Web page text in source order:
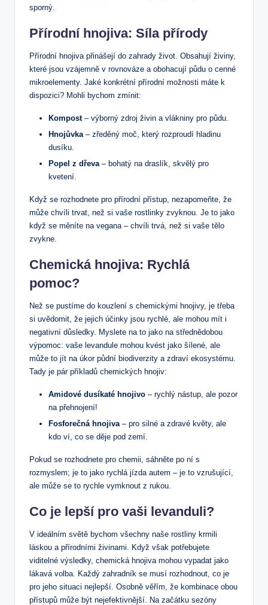
sporný.
Přírodní hnojiva: Síla přírody
Přírodní hnojiva přinášejí do zahrady život. Obsahují živiny,
které jsou vzájemně v rovnováze a obohacují půdu o cenné
mikroelementy. Jaké konkrétní přírodní možnosti máte k
dispozici? Mohli bychom zmínit:
Kompost– výborný zdroj živin a vlákniny pro půdu.
Hnojůvka– zředěný moč, který rozproudí hladinu
dusíku.
Popel z dřeva– bohatý na draslík, skvělý pro
kvetení.
Když se rozhodnete pro přírodní přístup, nezapomeňte, že
může chvíli trvat, než si vaše rostlinky zvyknou. Je to jako
když se měníte na vegana – chvíli trvá, než si vaše tělo
zvykne.
Chemická hnojiva: Rychlá
pomoc?
Než se pustíme do kouzlení s chemickými hnojivy, je třeba
si uvědomit, že jejich účinky jsou rychlé, ale mohou mít i
negativní důsledky. Myslete na to jako na střednědobou
výpomoc: vaše levandule mohou kvést jako šílené, ale
může to jít na úkor půdní biodiverzity a zdraví ekosystému.
Tady je pár příkladů chemických hnojiv:
Amidové dusíkaté hnojivo – rychlý nástup, ale pozor
na přehnojení!
Fosforečná hnojiva– pro silné a zdravé květy, ale
kdo ví, co se děje pod zemí.
Pokud se rozhodnete pro chemii, sáhněte po ní s
rozmyslem; je to jako rychlá jízda autem – je to vzrušující,
ale může se to rychle vymknout z rukou.
Co je lepší pro vaši levanduli?
V ideálním světě bychom všechny naše rostliny krmili
láskou a přírodními živinami. Když však potřebujete
viditelné výsledky, chemická hnojiva mohou vypadat jako
lákavá volba. Každý zahradník se musí rozhodnout, co je
pro jeho situaci nejlepší. Osobně věřím, že kombinace obou
přístupů může být nejefektivnější. Na začátku sezóny